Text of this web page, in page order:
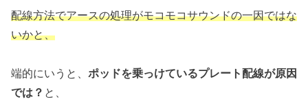
配線方法でアースの処理がモコモコサウンドの一因ではな
いかと、
端的にいうと、 ポッドを乗っけているプレート配線が原因
では？ と、